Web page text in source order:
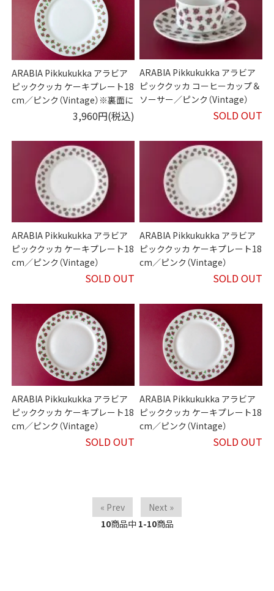
ARABIA Pikkukukka アラビア
ピッククッカ ケーキプレート18
cm／ピンク（Vintage）※裏面に
3,960円(税込)
ARABIA Pikkukukka アラビア
ピッククッカ コーヒーカップ＆
ソーサー／ピンク（Vintage）
SOLD OUT
ARABIA Pikkukukka アラビア
ピッククッカ ケーキプレート18
cm／ピンク（Vintage）
SOLD OUT
ARABIA Pikkukukka アラビア
ピッククッカ ケーキプレート18
cm／ピンク（Vintage）
SOLD OUT
ARABIA Pikkukukka アラビア
ピッククッカ ケーキプレート18
cm／ピンク（Vintage）
SOLD OUT
ARABIA Pikkukukka アラビア
ピッククッカ ケーキプレート18
cm／ピンク（Vintage）
SOLD OUT
« Prev
Next »
10商品中 1-10商品